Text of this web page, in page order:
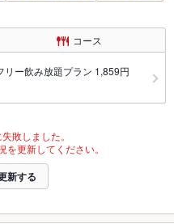
コース
ー飲み放題プラン 1,859円
敗しました。
更新してください。
新する